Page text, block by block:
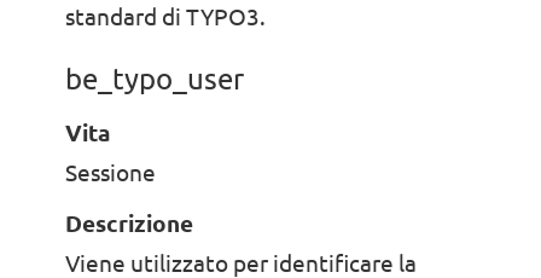
standard di TYPO3.
be_typo_user
Vita
Sessione
Descrizione
Viene utilizzato per identificare la